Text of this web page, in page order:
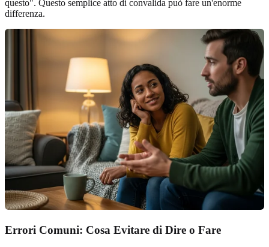
questo". Questo semplice atto di convalida può fare un'enorme
differenza.
Errori Comuni: Cosa Evitare di Dire o Fare